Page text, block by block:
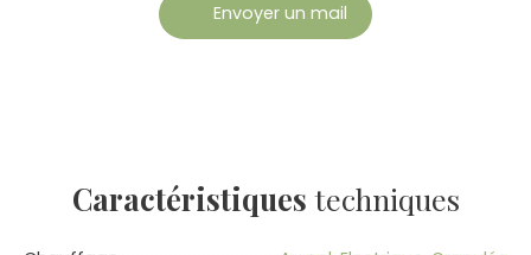
Envoyer un mail
Caractéristiques techniques